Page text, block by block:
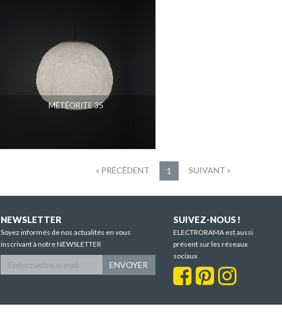
MÉTÉORITE 35
« PRÉCÉDENT 1 SUIVANT »
NEWSLETTER
Soyez informés de nos actualités en vous
inscrivant à notre NEWSLETTER
ENVOYER
SUIVEZ-NOUS !
ELECTRORAMA est aussi
présent sur les réseaux
sociaux